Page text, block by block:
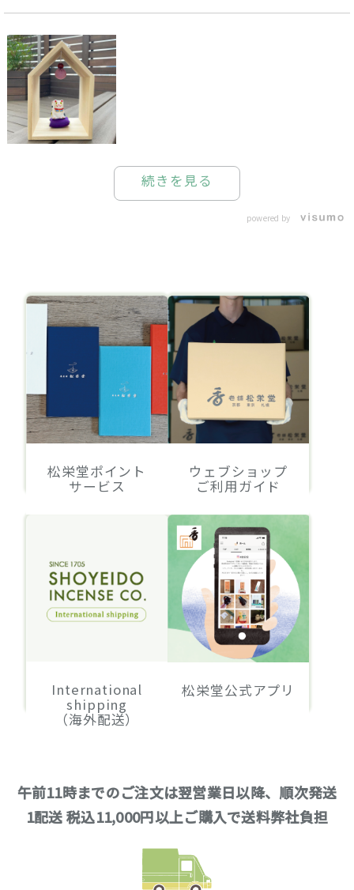
続きを見る
powered by
松栄堂ポイント
サービス
ウェブショップ
ご利用ガイド
International
shipping
（海外配送）
松栄堂公式アプリ
午前11時までのご注文は翌営業日以降、順次発送
1配送 税込11,000円以上ご購入で送料弊社負担